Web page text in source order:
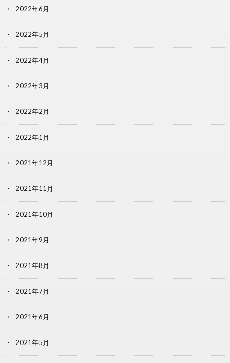
2022年6月
2022年5月
2022年4月
2022年3月
2022年2月
2022年1月
2021年12月
2021年11月
2021年10月
2021年9月
2021年8月
2021年7月
2021年6月
2021年5月